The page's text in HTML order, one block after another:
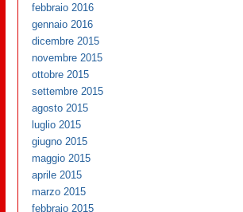
febbraio 2016
gennaio 2016
dicembre 2015
novembre 2015
ottobre 2015
settembre 2015
agosto 2015
luglio 2015
giugno 2015
maggio 2015
aprile 2015
marzo 2015
febbraio 2015